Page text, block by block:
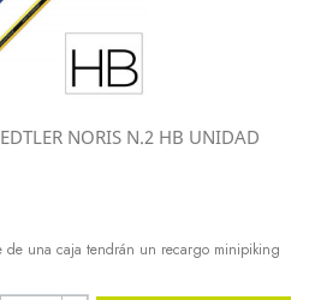
NORIS N.2 HB UNIDAD
de una caja tendrán un recargo minipiking